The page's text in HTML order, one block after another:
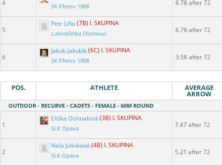
4 SK Přerov 1908 6.78 after 72
5
Petr Líňa (7B) I. SKUPINA
Lukostřelba Olomouc 6.76 after 72
6
Jakub Jakubík(6C) I. SKUPINA
SK Přerov 1908 3.58 after 72
POS. ATHLETE AVERAGE
ARROW
OUTDOOR - RECURVE - CADETS - FEMALE - 60M ROUND
1
Eliška Dohnalová (3B) I. SKUPINA
SLK Opava 7.47 after 72
2
Nela Julínková (4B) I. SKUPINA
SLK Opava 5.21 after 72